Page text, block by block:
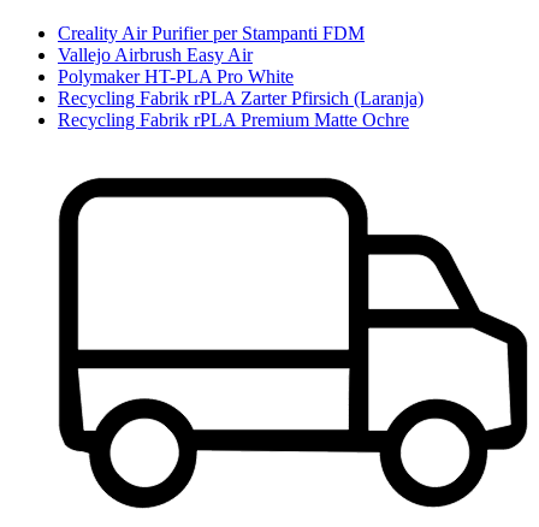
Creality Air Purifier per Stampanti FDM
Vallejo Airbrush Easy Air
Polymaker HT-PLA Pro White
Recycling Fabrik rPLA Zarter Pfirsich (Laranja)
Recycling Fabrik rPLA Premium Matte Ochre